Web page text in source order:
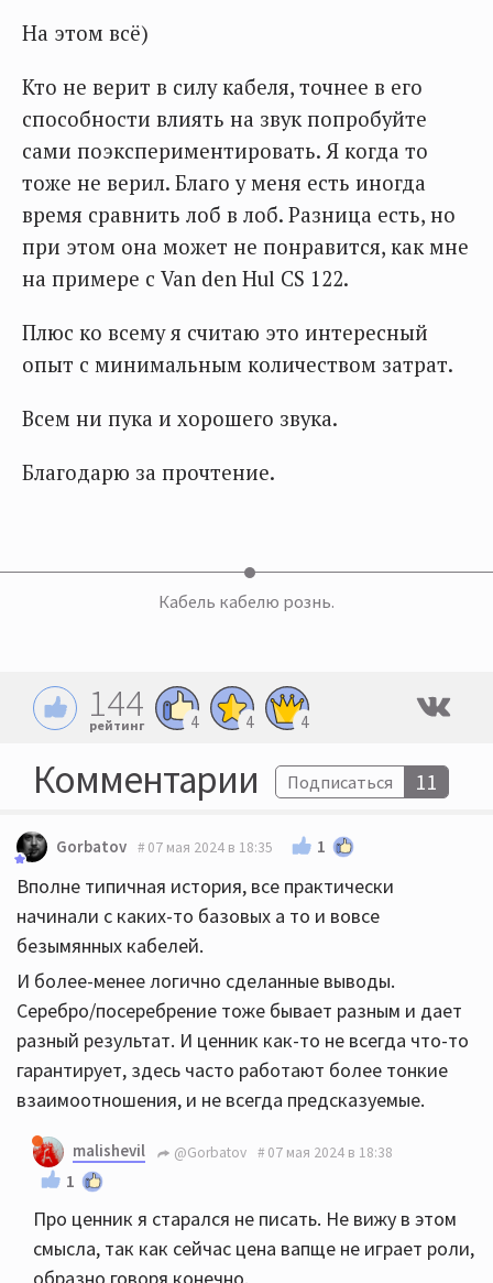
На этом всё)
Кто не верит в силу кабеля, точнее в его
способности влиять на звук попробуйте
сами поэкспериментировать. Я когда то
тоже не верил. Благо у меня есть иногда
время сравнить лоб в лоб. Разница есть, но
при этом она может не понравится, как мне
на примере с Van den Hul CS 122.
Плюс ко всему я считаю это интересный
опыт с минимальным количеством затрат.
Всем ни пука и хорошего звука.
Благодарю за прочтение.
Кабель кабелю рознь.
144
рейтинг 4 4 4
Комментарии Подписаться 11
Gorbatov 07 мая 2024 в 18:35 1
Вполне типичная история, все практически
начинали с каких-то базовых а то и вовсе
безымянных кабелей.
И более-менее логично сделанные выводы.
Серебро/посеребрение тоже бывает разным и дает
разный результат. И ценник как-то не всегда что-то
гарантирует, здесь часто работают более тонкие
взаимоотношения, и не всегда предсказуемые.
malishevil @Gorbatov 07 мая 2024 в 18:38
1
Про ценник я старался не писать. Не вижу в этом
смысла, так как сейчас цена вапще не играет роли,